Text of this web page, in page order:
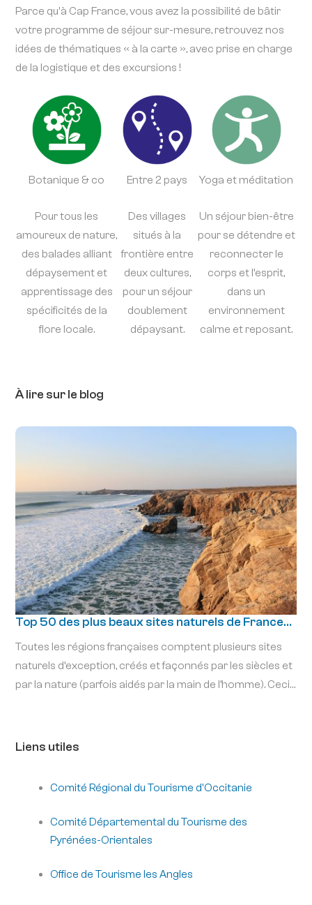
Parce qu'à Cap France, vous avez la possibilité de bâtir
votre programme de séjour sur-mesure, retrouvez nos
idées de thématiques « à la carte », avec prise en charge
de la logistique et des excursions !
Botanique & co
Pour tous les
amoureux de nature,
des balades alliant
dépaysement et
apprentissage des
spécificités de la
flore locale.
Entre 2 pays
Des villages
situés à la
frontière entre
deux cultures,
pour un séjour
doublement
dépaysant.
Yoga et méditation
Un séjour bien-être
pour se détendre et
reconnecter le
corps et l’esprit,
dans un
environnement
calme et reposant.
À lire sur le blog
Top 50 des plus beaux sites naturels de France
Toutes les régions françaises comptent plusieurs sites
naturels d’exception, créés et façonnés par les siècles et
par la nature (parfois aidés par la main de l’homme). Ceci
additifs. Beaucoup de ces lieux nous laissent carrément
Top 50, voici une balade vers des grottes, une rivière
souterraine, des pics, criques, cirques, canyons, gorges, et
puis des orgues faisant balcon de prestige, un mont
un marais enchanteur. On part aujourd’hui à la
Liens utiles
Comité Régional du Tourisme d'Occitanie
Comité Départemental du Tourisme des
Pyrénées-Orientales
Office de Tourisme les Angles